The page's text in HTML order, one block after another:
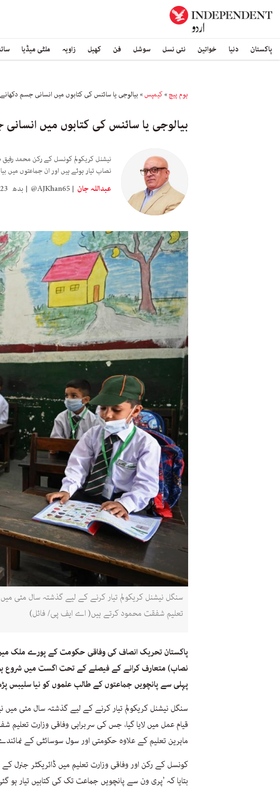
پاکستان دنیا خواتین نئی نسل سوشل فن کھیل زاویہ ملٹی میڈیا
ہوم پیچ»کیمپس» بیالوجی یا سائنس کی کتابوں میں انسانی جسم
بیالوجی یا سائنس کی کتابوں میں
نیشنل کریکولم کونسل کے رکن محمد
نصاب تیار ہوئے ہیں اور ان جماعتوں میں
عبداللہ جان @AJKhan65 بدھ 23 جون 2021 8:00
سنگل نیشنل کریکولم تیار کرنے کے لیے گذشتہ سال مئی
تعلیم شفقت محمود کرتے ہیں( اے ایف پی/ فائل)
پاکستان تحریک انصاف کی وفاقی حکومت کے پورے ملک
نصاب) متعارف کرانے کے فیصلے کے تحت اگست میں شروع
پہلی سے پانچویں جماعتوں کے طالب علموں کو نیا سلیبس
سنگل نیشنل کریکولم تیار کرنے کے لیے گذشتہ سال مئی
قیام عمل میں لایا گیا، جس کی سربراہی وفاقی وزارت
ماہرین تعلیم کے علاوہ حکومتی اور سول سوسائٹی کے
کونسل کے رکن اور وفاقی وزارت تعلیم میں ڈائریکٹر جنرل
بتایا کہ ’پری ون سے پانچویں جماعت تک کی کتابیں تیار ہو